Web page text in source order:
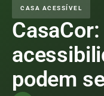
CASA ACESSÍVEL
podem